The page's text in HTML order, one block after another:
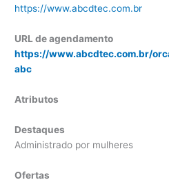
https://www.abcdtec.com.br
URL de agendamento
https://www.abcdtec.com.br/
abc
Atributos
Destaques
Administrado por mulheres
Ofertas